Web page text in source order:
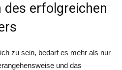
des erfolgreichen
zu sein, bedarf es mehr als nur
und das